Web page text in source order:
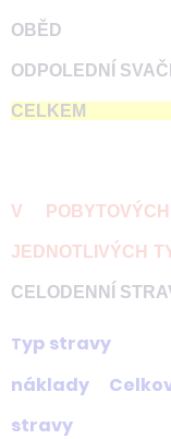
OBĚD
ODPOLEDNÍ
CELKEM
V
JEDNOTLIVÝCH
CELODENNÍ
Typ stravy
náklady
stravy